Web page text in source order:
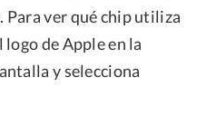
Para ver qué chip utiliza
de Apple en la
y selecciona